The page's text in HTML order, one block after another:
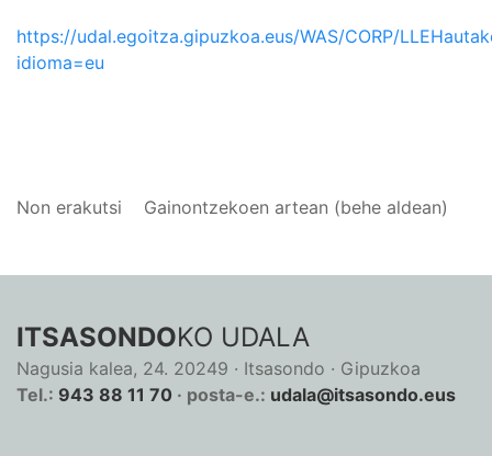
https://udal.egoitza.gipuzkoa.eus/WAS/CORP/
idioma=eu
Non erakutsi Gainontzekoen artean (behe aldean)
ITSASONDOKO UDALA
Nagusia kalea, 24. 20249 · Itsasondo · Gipuzkoa
Tel.: 943 88 11 70 · posta-e.: udala@itsasondo.eus